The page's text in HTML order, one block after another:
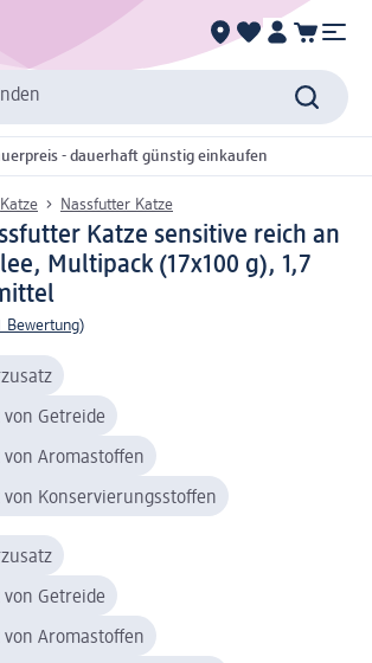
- dauerhaft günstig einkaufen
Katze Nassfutter Katze
Katze sensitive reich an
Multipack (17x100 g), 1,7
Bewertung)
von Getreide
von Aromastoffen
von Konservierungsstoffen
von Getreide
von Aromastoffen